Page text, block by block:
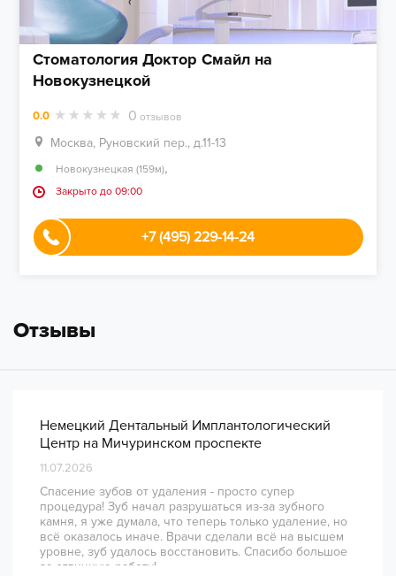
Стоматология Доктор Смайл на
Новокузнецкой
0.0 0 отзывов
Москва, Руновский пер., д.11-13
Новокузнецкая (159м),
Закрыто до 09:00
+7 (495) 229-14-24
Отзывы
Немецкий Дентальный Имплантологический
Центр на Мичуринском проспекте
11.07.2026
Спасение зубов от удаления - просто супер
процедура! Зуб начал разрушаться из-за зубного
камня, я уже думала, что теперь только удаление, но
всё оказалось иначе. Врачи сделали всё на высшем
уровне, зуб удалось восстановить. Спасибо большое
за отличную работу!